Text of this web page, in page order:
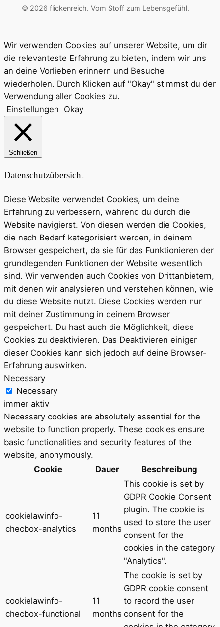
© 2026 flickenreich. Vom Stoff zum Lebensgefühl.
Wir verwenden Cookies auf unserer Website, um dir
die relevanteste Erfahrung zu bieten, indem wir uns
an deine Vorlieben erinnern und Besuche
wiederholen. Durch Klicken auf "Okay" stimmst du der
Verwendung aller Cookies zu.
Einstellungen Okay
Schließen
Datenschutzübersicht
Diese Website verwendet Cookies, um deine
Erfahrung zu verbessern, während du durch die
Website navigierst. Von diesen werden die Cookies,
die nach Bedarf kategorisiert werden, in deinem
Browser gespeichert, da sie für das Funktionieren der
grundlegenden Funktionen der Website wesentlich
sind. Wir verwenden auch Cookies von Drittanbietern,
mit denen wir analysieren und verstehen können, wie
du diese Website nutzt. Diese Cookies werden nur
mit deiner Zustimmung in deinem Browser
gespeichert. Du hast auch die Möglichkeit, diese
Cookies zu deaktivieren. Das Deaktivieren einiger
dieser Cookies kann sich jedoch auf deine Browser-
Erfahrung auswirken.
Necessary
Necessary
immer aktiv
Necessary cookies are absolutely essential for the
website to function properly. These cookies ensure
basic functionalities and security features of the
website, anonymously.
Cookie
Dauer Beschreibung
cookielawinfo-
checbox-analytics
11
months
This cookie is set by
GDPR Cookie Consent
plugin. The cookie is
used to store the user
consent for the
cookies in the category
"Analytics".
cookielawinfo-
checbox-functional
11
months
The cookie is set by
GDPR cookie consent
to record the user
consent for the